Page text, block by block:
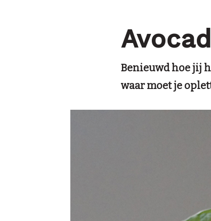
Benieuwd hoe jij
waar moet je